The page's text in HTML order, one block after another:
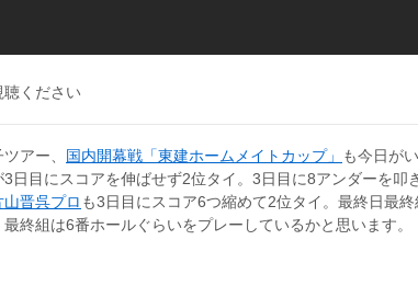
ください
アー、 国内開幕戦「東建ホームメイトカップ」 も今日が
3日目にスコアを伸ばせず2位タイ。3日目に8アンダーを叩
山晋呉プロ も3日目にスコア6つ縮めて2位タイ。最終日最
最終組は6番ホールぐらいをプレーしているかと思います。